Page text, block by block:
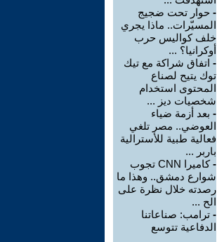
- حوار تحت ضجيج
المسيّرات.. ماذا يجري
خلف كواليس حرب
أوكرانيا؟ ...
- اتفاق شراكة مع تيك
توك يتيح لصناع
المحتوى استخدام
شخصيات ديز ...
- بعد أزمة ضياء
العوضي.. مصر تلغي
فعالية طبية للأسترالية
باربر ...
-
كاميرا CNN تجوب
شوارع دمشق.. وهذا ما
رصدته خلال نظرة على
الح ...
- ترامب: صناعاتنا
الدفاعية تتوسع